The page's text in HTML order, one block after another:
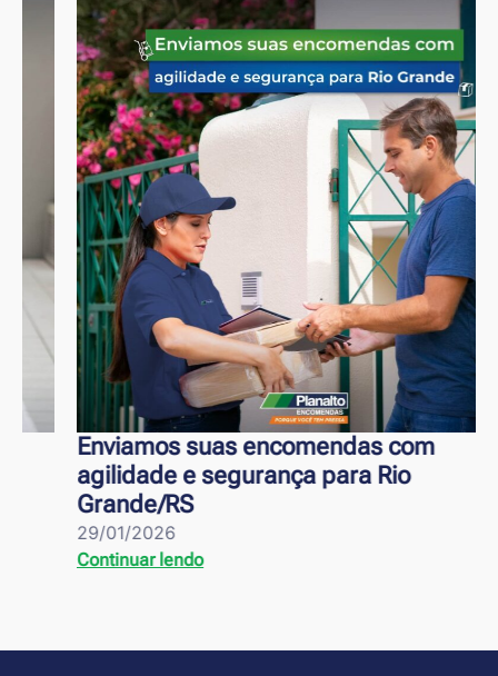
Enviamos suas encomendas com
agilidade e segurança para Rio
Grande/RS
29/01/2026
Continuar lendo